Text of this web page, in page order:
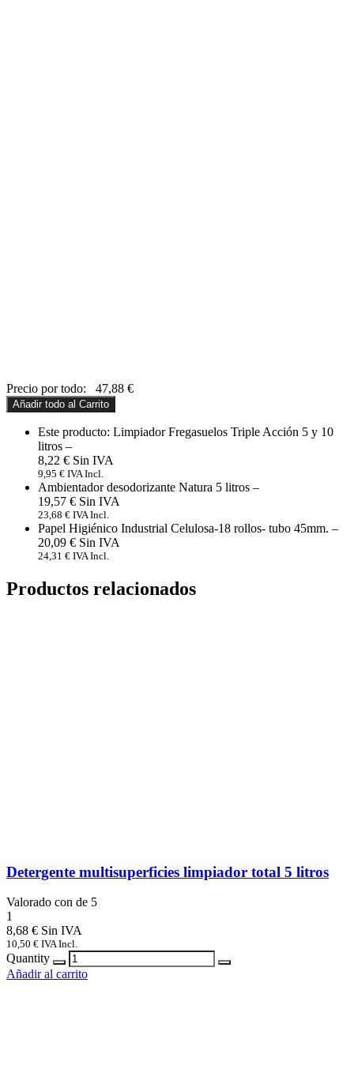
Precio por todo: 47,88 €
Añadir todo al Carrito
Este producto: Limpiador Fregasuelos Triple Acción 5 y 10
litros –
8,22 €
9,95 € IVA Incl.
Ambientador desodorizante Natura 5 litros –
19,57 €
23,68 € IVA Incl.
Papel Higiénico Industrial Celulosa-18 rollos- tubo 45mm. –
20,09 €
24,31 € IVA Incl.
Productos relacionados
Detergente multisuperficies limpiador total 5 litros
Valorado con de 5
1
8,68 €
10,50 € IVA Incl.
Quantity
Añadir al carrito